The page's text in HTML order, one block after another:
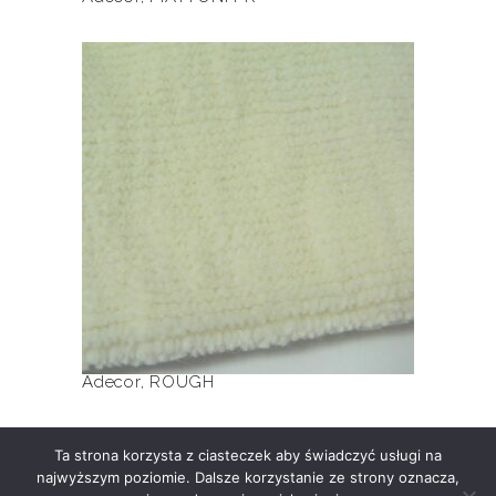
Ten
stronie
produktu
Adecor, ROUGH
Ta strona korzysta z ciasteczek aby świadczyć usługi na
najwyższym poziomie. Dalsze korzystanie ze strony oznacza,